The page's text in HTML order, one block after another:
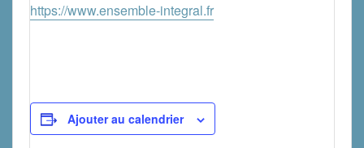
https://www.ensemble-integral.fr
Ajouter au calendrier